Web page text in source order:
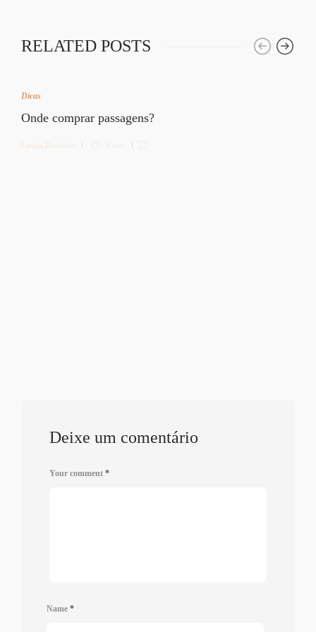
RELATED POSTS
Dicas
Onde comprar passagens?
Letícia Diethelm 2 min
Deixe um comentário
Your comment *
Name *